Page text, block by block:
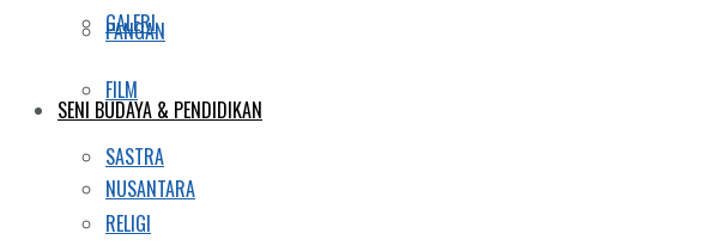
GALERI
FILM
SASTRA
RELIGI
PANGAN
SENI BUDAYA & PENDIDIKAN
NUSANTARA